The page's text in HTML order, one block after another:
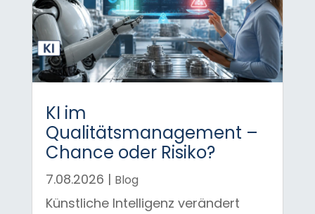
KI im
Qualitätsmanagement –
Chance oder Risiko?
7.08.2026 | Blog
Künstliche Intelligenz verändert